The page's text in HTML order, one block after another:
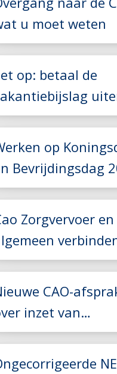
Lees meer
Lees meer
u moet weten
op: betaal de
mei
op
Bevrijdingsdag
Lees meer
Zorgvervoer
CAO-
inzet van